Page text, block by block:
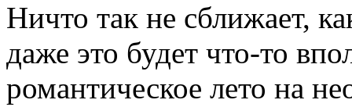
Ничто так не сближает,
даже это будет что-то
романтическое лето на